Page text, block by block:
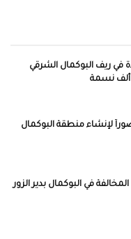
في ريف البوكمال الشرقي
لإنشاء منطقة البوكمال